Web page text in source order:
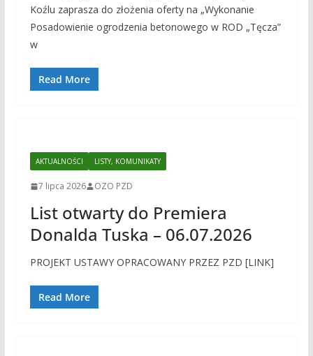
Koźlu zaprasza do złożenia oferty na „Wykonanie
Posadowienie ogrodzenia betonowego w ROD „Tęcza”
w
Read More
AKTUALNOŚCI LISTY, KOMUNIKATY
7 lipca 2026 OZO PZD
List otwarty do Premiera
Donalda Tuska – 06.07.2026
PROJEKT USTAWY OPRACOWANY PRZEZ PZD [LINK]
Read More